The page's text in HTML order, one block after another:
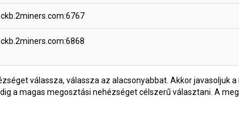
válassza, válassza az alacsonyabbat. Akkor javasoljuk
a magas megosztási nehézséget célszerű választani. A